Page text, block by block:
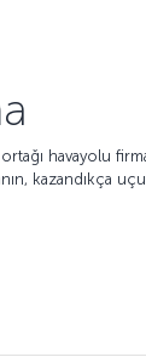
havayolu
kazandıkça